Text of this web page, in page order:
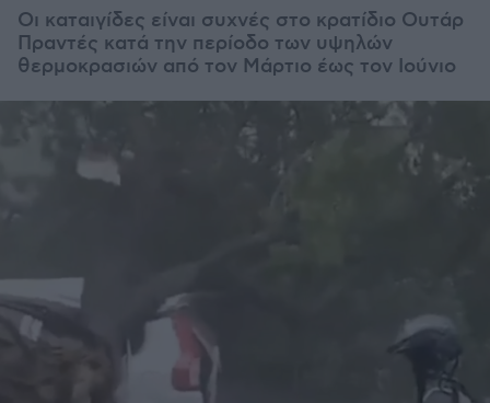
Οι καταιγίδες είναι συχνές στο κρατίδιο Ουτάρ
Πραντές κατά την περίοδο των υψηλών
θερμοκρασιών από τον Μάρτιο έως τον Ιούνιο